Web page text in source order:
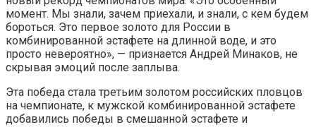
момент. Мы знали, зачем приехали, и знали, с кем будем
бороться. Это первое золото для России в
комбинированной эстафете на длинной воде, и это
просто невероятно», — признается Андрей Минаков, не
скрывая эмоций после заплыва.
Эта победа стала третьим золотом российских пловцов
на чемпионате, к мужской комбинированной эстафете
добавились победы в смешанной эстафете и